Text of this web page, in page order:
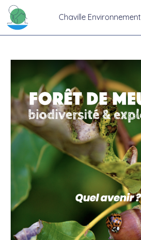
Chaville Environnement